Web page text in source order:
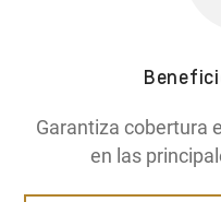
Garantiza cobertura
en las